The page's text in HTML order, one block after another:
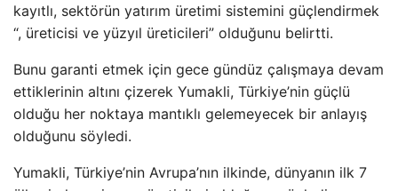
kayıtlı, sektörün yatırım üretimi sistemini güçlendirmek
“, üreticisi ve yüzyıl üreticileri” olduğunu belirtti.
Bunu garanti etmek için gece gündüz çalışmaya devam
ettiklerinin altını çizerek Yumakli, Türkiye’nin güçlü
olduğu her noktaya mantıklı gelemeyecek bir anlayış
olduğunu söyledi.
Yumakli, Türkiye’nin Avrupa’nın ilkinde, dünyanın ilk 7